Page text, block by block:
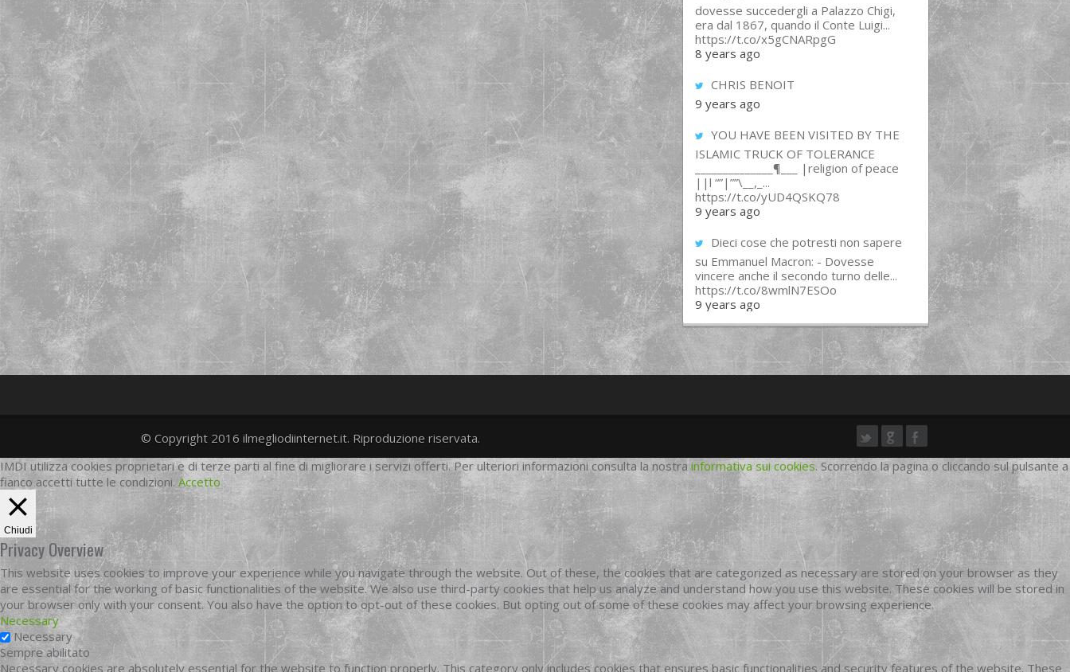
dovesse succedergli a Palazzo Chigi,
era dal 1867, quando il Conte Luigi...
https://t.co/x5gCNARpgG
8 years ago
CHRIS BENOIT
9 years ago
YOU HAVE BEEN VISITED BY THE
ISLAMIC TRUCK OF TOLERANCE
______________¶___ |religion of peace
||l “”|””\__,_...
https://t.co/yUD4QSKQ78
9 years ago
Dieci cose che potresti non sapere
su Emmanuel Macron: - Dovesse
vincere anche il secondo turno delle...
https://t.co/8wmlN7ESOo
9 years ago
twittergoogleplus
facebook
© Copyright 2016 ilmegliodiinternet.it. Riproduzione riservata.
IMDI utilizza cookies proprietari e di terze parti al fine di migliorare i servizi offerti. Per ulteriori informazioni consulta la nostra informativa sui cookies. Scorrendo la pagina o cliccando sul pulsante a
fianco accetti tutte le condizioni. Accetto
Chiudi
Privacy Overview
This website uses cookies to improve your experience while you navigate through the website. Out of these, the cookies that are categorized as necessary are stored on your browser as they
are essential for the working of basic functionalities of the website. We also use third-party cookies that help us analyze and understand how you use this website. These cookies will be stored in
your browser only with your consent. You also have the option to opt-out of these cookies. But opting out of some of these cookies may affect your browsing experience.
Necessary
Necessary
Sempre abilitato
Necessary cookies are absolutely essential for the website to function properly. This category only includes cookies that ensures basic functionalities and security features of the website. These